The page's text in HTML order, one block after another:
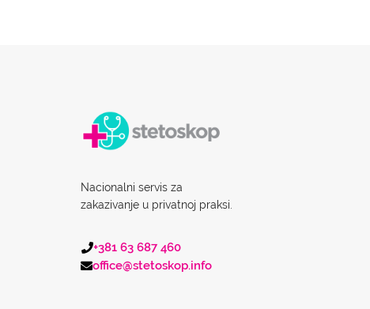
Nacionalni servis za
zakazivanje u privatnoj praksi.
+381 63 687 460
office@stetoskop.info